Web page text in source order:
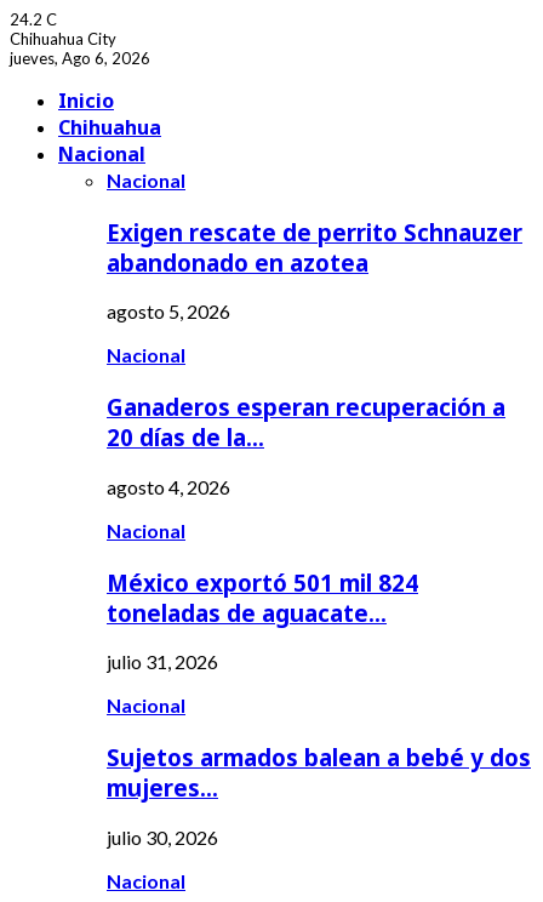
24.2 C
Chihuahua City
jueves, Ago 6, 2026
Inicio
Chihuahua
Nacional
Nacional
Exigen rescate de perrito Schnauzer
abandonado en azotea
agosto 5, 2026
Nacional
Ganaderos esperan recuperación a
20 días de la…
agosto 4, 2026
Nacional
México exportó 501 mil 824
toneladas de aguacate…
julio 31, 2026
Nacional
Sujetos armados balean a bebé y dos
mujeres…
julio 30, 2026
Nacional